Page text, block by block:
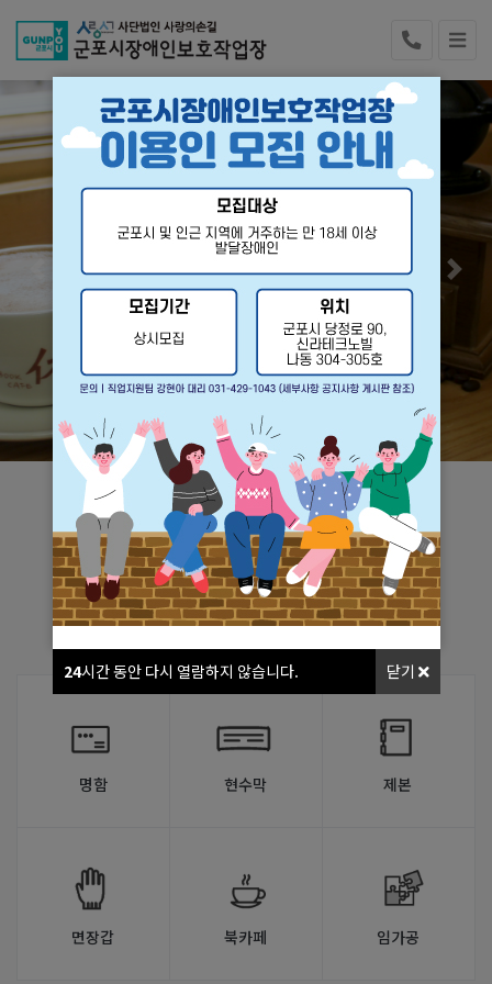
24시간 동안 다시 열람하지 않습니다. 닫기
Previous Next
WELCOME
군포시장애인보호작업장
명함 현수막 제본
면장갑 북카페 임가공